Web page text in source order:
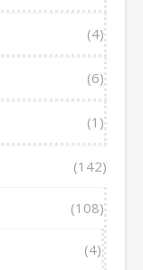
(4)
(6)
(1)
(142)
(108)
(4)